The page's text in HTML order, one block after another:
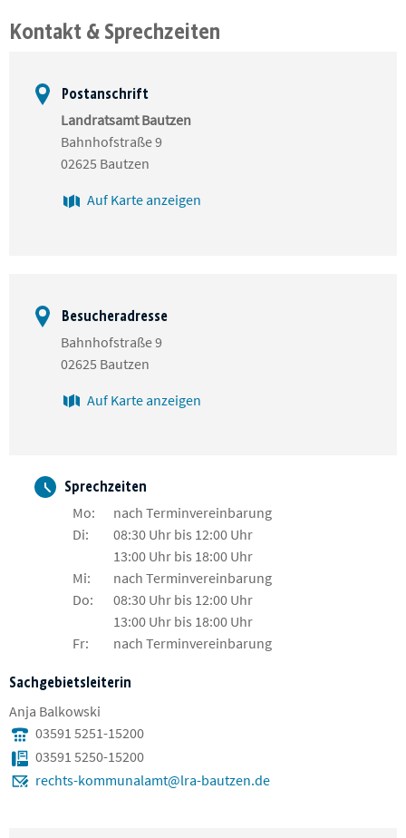
Kontakt & Sprechzeiten
Postanschrift
Landratsamt Bautzen
Bahnhofstraße 9
02625 Bautzen
Auf Karte anzeigen
Besucheradresse
Bahnhofstraße 9
02625 Bautzen
Auf Karte anzeigen
Sprechzeiten
Mo:
nach Terminvereinbarung
Di:
08:30 Uhr bis 12:00 Uhr
13:00 Uhr bis 18:00 Uhr
Mi:
nach Terminvereinbarung
Do:
08:30 Uhr bis 12:00 Uhr
13:00 Uhr bis 18:00 Uhr
Fr:
nach Terminvereinbarung
Sachgebietsleiterin
Anja Balkowski
03591 5251-15200
03591 5250-15200
rechts-kommunalamt@lra-bautzen.de